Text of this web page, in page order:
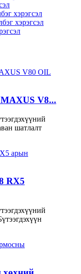
хэрэгсэл
хэрэгсэл
V8...
шатлалт
RX5